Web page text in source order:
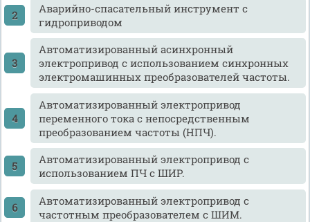
Аварийно-спасательный инструмент с
гидроприводом
Автоматизированный асинхронный
электропривод с использованием синхронных
электромашинных преобразователей частоты.
Автоматизированный электропривод
переменного тока с непосредственным
преобразованием частоты (НПЧ).
Автоматизированный электропривод с
использованием ПЧ с ШИР.
Автоматизированный электропривод с
частотным преобразователем с ШИМ.